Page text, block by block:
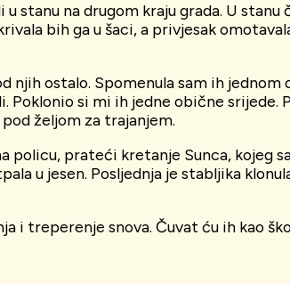
stanu na drugom kraju grada. U stanu
bih ga u šaci, a privjesak
njih ostalo. Spomenula sam ih jednom
Poklonio si mi ih jedne obične srijede.
željom za trajanjem.
policu, prateći kretanje Sunca, kojeg
u jesen. Posljednja je stabljika
i treperenje snova. Čuvat ću ih kao